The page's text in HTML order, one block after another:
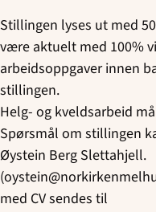
Stillingen lyses ut med
være aktuelt med 100%
arbeidsoppgaver innen
stillingen.
Helg- og kveldsarbeid
Spørsmål om stillingen
Øystein Berg Slettahjell.
(
med CV sendes til